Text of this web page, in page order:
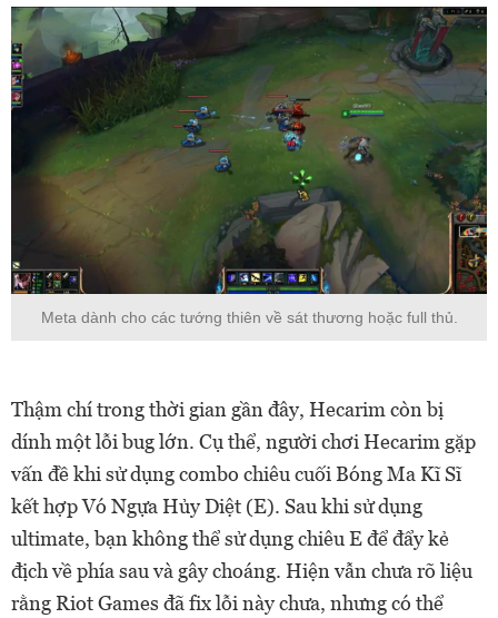
Meta dành cho các tướng thiên về sát thương hoặc full thủ.
Thậm chí trong thời gian gần đây, Hecarim còn bị
dính một lỗi bug lớn. Cụ thể, người chơi Hecarim gặp
vấn đề khi sử dụng combo chiêu cuối Bóng Ma Kĩ Sĩ
kết hợp Vó Ngựa Hủy Diệt (E). Sau khi sử dụng
ultimate, bạn không thể sử dụng chiêu E để đẩy kẻ
địch về phía sau và gây choáng. Hiện vẫn chưa rõ liệu
rằng Riot Games đã fix lỗi này chưa, nhưng có thể